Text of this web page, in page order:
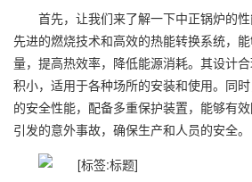
首先，让我们来了解一下中正锅炉的
先进的燃烧技术和高效的热能转换系统，
量，提高热效率，降低能源消耗。其设计
积小，适用于各种场所的安装和使用。同
的安全性能，配备多重保护装置，能够有
引发的意外事故，确保生产和人员的安全。